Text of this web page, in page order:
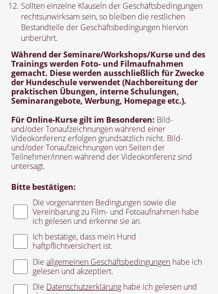
Sollten einzelne Klauseln der Geschäftsbedingungen
rechtsunwirksam sein, so bleiben die restlichen
Bestandteile der Geschäftsbedingungen hiervon
unberührt.
Während der Seminare/Workshops/Kurse und des
Trainings werden Foto- und Filmaufnahmen
gemacht. Diese werden ausschließlich für Zwecke
der Hundeschule verwendet (Nachbereitung der
praktischen Übungen, interne Schulungen,
Seminarangebote, Werbung, Homepage etc.).
Für Online-Kurse gilt im Besonderen: Bild-
und/oder Tonaufzeichnungen während einer
Videokonferenz erfolgen grundsätzlich nicht. Bild-
und/oder Tonaufzeichnungen von Seiten der
Teilnehmer/innen während der Videokonferenz sind
untersagt.
Bitte bestätigen:
Die vorgenannten Bedingungen sowie die
Vereinbarung zu Film- und Fotoaufnahmen habe
ich gelesen und erkenne sie an.
Ich bestätige, dass mein Hund
haftpflichtversichert ist.
Dieallgemeinen Geschäftsbedingungen habe ich
gelesen und akzeptiert.
Die Datenschutzerklärung habe ich gelesen und